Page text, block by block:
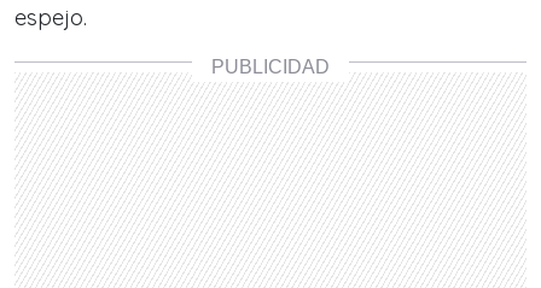
espejo.